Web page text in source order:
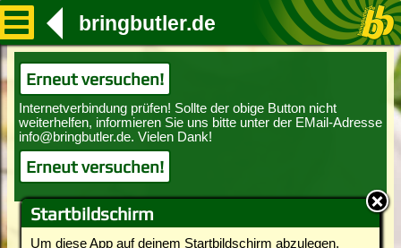
Startbildschirm
Um diese App auf deinem Startbildschirm abzulegen,
bringbutler.de
Erneut versuchen!
Erneut versuchen!